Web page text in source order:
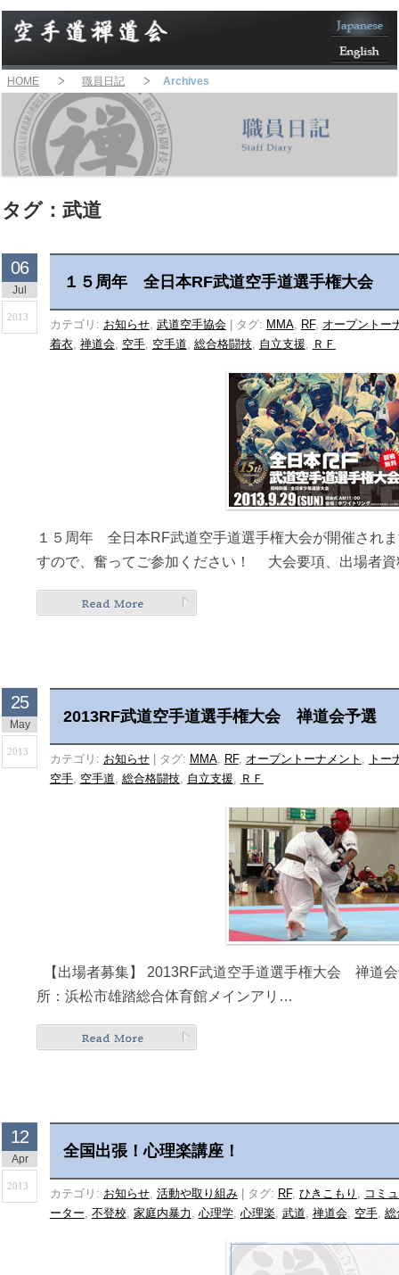
HOME 職員日記 Archives
タグ：武道
１５周年 全日本RF武道空手道選手権大会
06
Jul
2013
カテゴリ: お知らせ, 武道空手協会 タグ: MMA, RF, オープントー
着衣, 禅道会, 空手, 空手道, 総合格闘技, 自立支援, ＲＦ
１５周年 全日本RF武道空手道選手権大会が開催され
すので、奮ってご参加ください！ 大会要項、出場者
2013RF武道空手道選手権大会 禅道会予選
25
May
2013
カテゴリ: お知らせ タグ: MMA, RF, オープントーナメント , トー
空手, 空手道, 総合格闘技, 自立支援, ＲＦ
【出場者募集】 2013RF武道空手道選手権大会 禅道
所：浜松市雄踏総合体育館メインアリ…
全国出張！心理楽講座！
12
Apr
2013
カテゴリ: お知らせ, 活動や取り組み タグ: RF, ひきこもり , コミ
ーター, 不登校, 家庭内暴力 , 心理学, 心理楽, 武道, 禅道会, 空手, 総